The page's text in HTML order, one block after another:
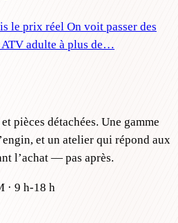
le prix réel On voit passer des
adulte à plus de…
pièces détachées. Une gamme
et un atelier qui répond aux
l’achat — pas après.
· 9 h-18 h